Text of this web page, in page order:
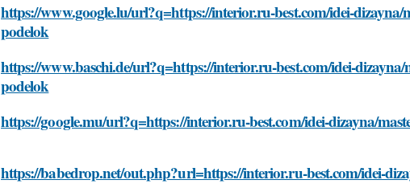
https://www.google.lu/url?q=https://interior.ru-best.com/idei-
podelok
https://www.baschi.de/url?q=https://interior.ru-best.com/idei-
podelok
https://google.mu/url?q=https://interior.ru-best.com/idei-dizayna/
https://babedrop.net/out.php?url=https://interior.ru-best.com/idei-